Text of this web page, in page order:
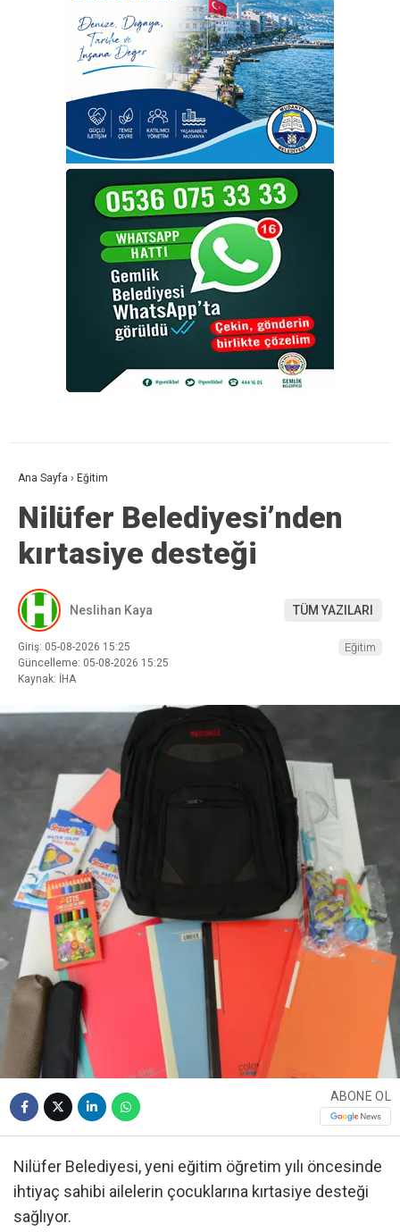
Ana Sayfa › Eğitim
Nilüfer Belediyesi’nden
kırtasiye desteği
Neslihan Kaya TÜM YAZILARI
Giriş: 05-08-2026 15:25
Güncelleme: 05-08-2026 15:25
Kaynak: İHA
Eğitim
ABONE OL
Nilüfer Belediyesi, yeni eğitim öğretim yılı öncesinde
ihtiyaç sahibi ailelerin çocuklarına kırtasiye desteği
sağlıyor.